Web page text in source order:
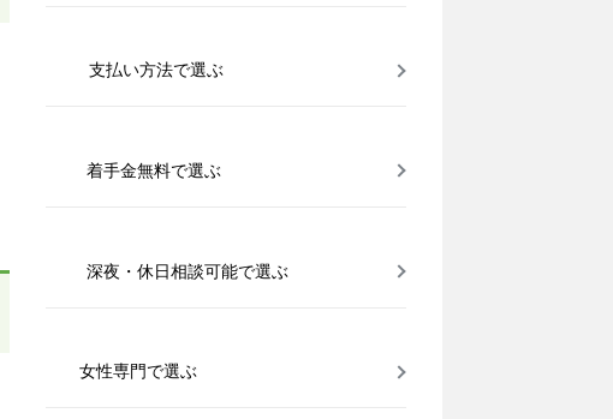
支払い方法で選ぶ
着手金無料で選ぶ
深夜・休日相談可能で選ぶ
女性専門で選ぶ